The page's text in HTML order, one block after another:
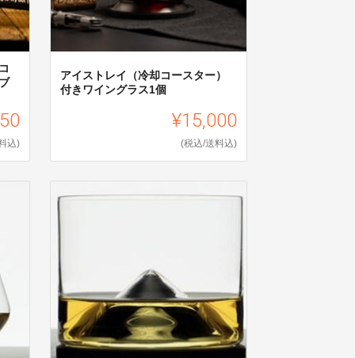
込)
アイストレイ（冷却コースター）
付きワイングラス1個
¥15,000
(税込/送料込)